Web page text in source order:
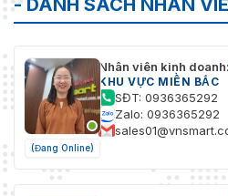
- DANH SÁCH NHÂN
(Đang Online)
Nhân viên kinh doanh:
KHU VỰC MIỀN BẮC
SĐT: 0936365292
Zalo: 0936365292